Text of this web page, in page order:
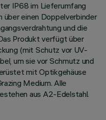
IP68 im Lieferumfang
einen Doppelverbinder
und die
Produkt verfügt über
(mit Schutz vor UV-
um sie vor Schmutz und
mit Optikgehäuse
Medium. Alle
aus A2-Edelstahl.